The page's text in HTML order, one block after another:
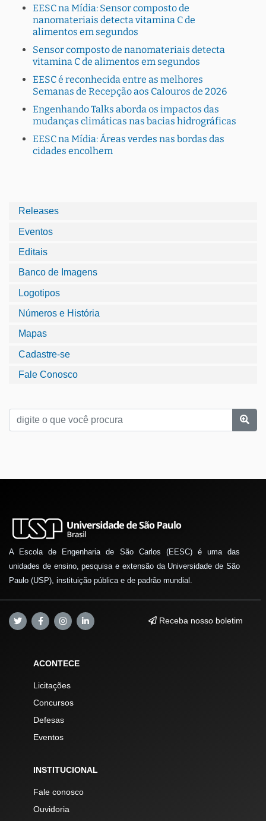
EESC na Mídia: Sensor composto de
nanomateriais detecta vitamina C de
alimentos em segundos
Sensor composto de nanomateriais detecta
vitamina C de alimentos em segundos
EESC é reconhecida entre as melhores
Semanas de Recepção aos Calouros de 2026
Engenhando Talks aborda os impactos das
mudanças climáticas nas bacias hidrográficas
EESC na Mídia: Áreas verdes nas bordas das
cidades encolhem
Releases
Eventos
Editais
Banco de Imagens
Logotipos
Números e História
Mapas
Cadastre-se
Fale Conosco
A Escola de Engenharia de São Carlos (EESC) é uma das
unidades de ensino, pesquisa e extensão da Universidade de São
Paulo (USP), instituição pública e de padrão mundial.
Receba nosso boletim
ACONTECE
Licitações
Concursos
Defesas
Eventos
INSTITUCIONAL
Fale conosco
Ouvidoria